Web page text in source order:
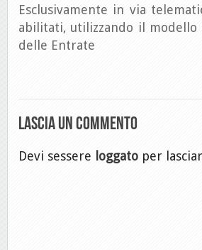
Esclusivamente in via
abilitati, utilizzando il modello
delle Entrate
Lascia un commento
Devi sessere loggato per